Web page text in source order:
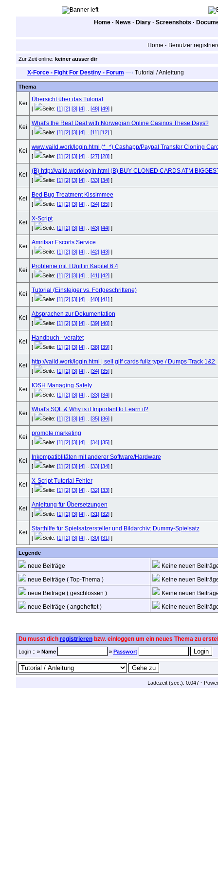
Home · News · Diary · Screenshots ·
Home · Benutzer
Zur Zeit online: keiner ausser dir
X-Force - Fight For Destiny - Forum —›Tutorial / Anleitung
Thema
Übersicht über das Tutorial
[ Seite: [1] [2] [3] [4].. [48] [49]]
What's the Real Deal with Norwegian Online Casinos These Days?
[ Seite: [1] [2] [3] [4].. [11] [12]]
www.vaild.work/login.html (*_*) Cashapp/Paypal Transfer Cloning
[ Seite: [1] [2] [3] [4].. [27] [28]]
(B) http://vaild.work/login.html (B) BUY CLONED CARDS ATM
[ Seite: [1] [2] [3] [4].. [33] [34]]
Bed Bug Treatment Kissimmee
[ Seite: [1] [2] [3] [4].. [34] [35]]
X-Script
[ Seite: [1] [2] [3] [4].. [43] [44]]
Amritsar Escorts Service
[ Seite: [1] [2] [3] [4].. [42] [43]]
Probleme mit TUnit in Kapitel 6.4
[ Seite: [1] [2] [3] [4].. [41] [42]]
Tutorial (Einsteiger vs. Fortgeschrittene)
[ Seite: [1] [2] [3] [4].. [40] [41]]
Absprachen zur Dokumentation
[ Seite: [1] [2] [3] [4].. [39] [40]]
Handbuch - veraltet
[ Seite: [1] [2] [3] [4].. [38] [39]]
http://vaild.work/login.html | sell gilf cards fullz type / Dumps Track 1&2
[ Seite: [1] [2] [3] [4].. [34] [35]]
IOSH Managing Safely
[ Seite: [1] [2] [3] [4].. [33] [34]]
What's SQL & Why is it Important to Learn it?
[ Seite: [1] [2] [3] [4].. [35] [36]]
promote marketing
[ Seite: [1] [2] [3] [4].. [34] [35]]
Inkompatiblitäten mit anderer Software/Hardware
[ Seite: [1] [2] [3] [4].. [33] [34]]
X-Script Tutorial Fehler
[ Seite: [1] [2] [3] [4].. [32] [33]]
Anleitung für Übersetzungen
[ Seite: [1] [2] [3] [4].. [31] [32]]
Starthilfe für Spielsatzersteller und Bildarchiv: Dummy-Spielsatz
[ Seite: [1] [2] [3] [4].. [30] [31]]
Legende
neue Beiträge
Keine neuen
neue Beiträge ( Top-Thema )
Keine neuen
neue Beiträge ( geschlossen )
Keine neuen
neue Beiträge ( angeheftet )
Keine neuen
Du musst dich registrierenbzw. einloggen um ein neues Thema zu
Login :: » Name » Passwort
Ladezeit (sec.): 0.047 ·